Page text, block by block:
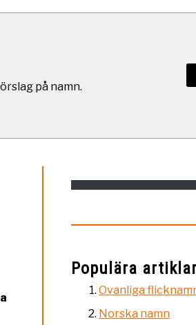
på namn.
Populära artiklar
Ovanliga
Norska namn